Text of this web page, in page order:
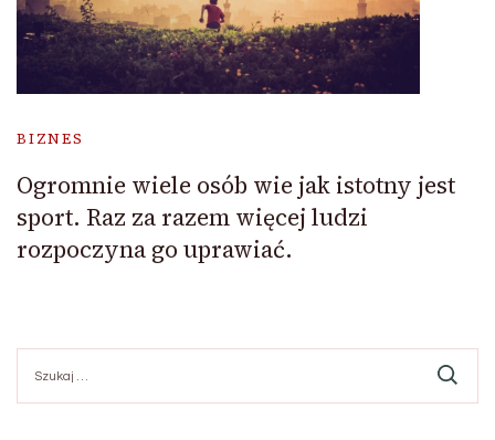
BIZNES
Ogromnie wiele osób wie jak istotny jest
sport. Raz za razem więcej ludzi
rozpoczyna go uprawiać.